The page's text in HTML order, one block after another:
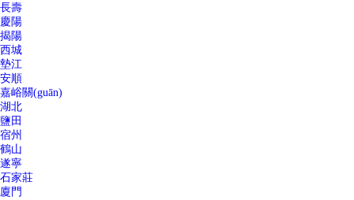
長壽
慶陽
揭陽
西城
墊江
安順
嘉峪關(guān)
湖北
鹽田
宿州
鶴山
遂寧
石家莊
廈門